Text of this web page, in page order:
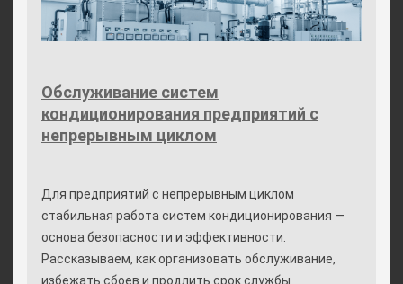
Обслуживание систем
кондиционирования предприятий с
непрерывным циклом
Для предприятий с непрерывным циклом
стабильная работа систем кондиционирования —
основа безопасности и эффективности.
Рассказываем, как организовать обслуживание,
избежать сбоев и продлить срок службы